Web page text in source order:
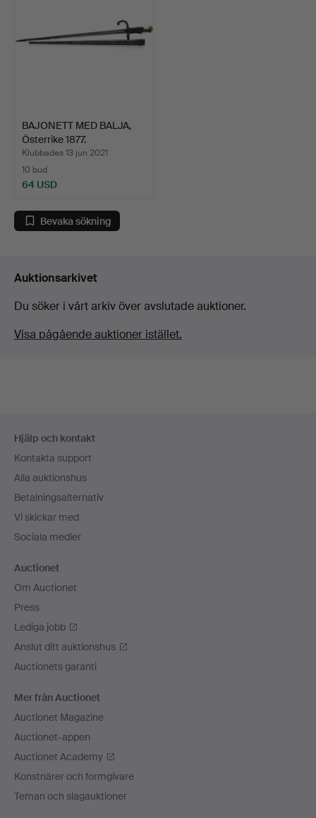
BAJONETT MED BALJA,
Österrike 1877.
Klubbades 13 jun 2021
10 bud
64 USD
Bevaka sökning
Auktionsarkivet
Du söker i vårt arkiv över avslutade auktioner.
Visa pågående auktioner istället.
Hjälp och kontakt
Kontakta support
Alla auktionshus
Betalningsalternativ
Vi skickar med
Sociala medier
Auctionet
Om Auctionet
Press
Lediga jobb
Anslut ditt auktionshus
Auctionets garanti
Mer från Auctionet
Auctionet Magazine
Auctionet-appen
Auctionet Academy
Konstnärer och formgivare
Teman och slagauktioner